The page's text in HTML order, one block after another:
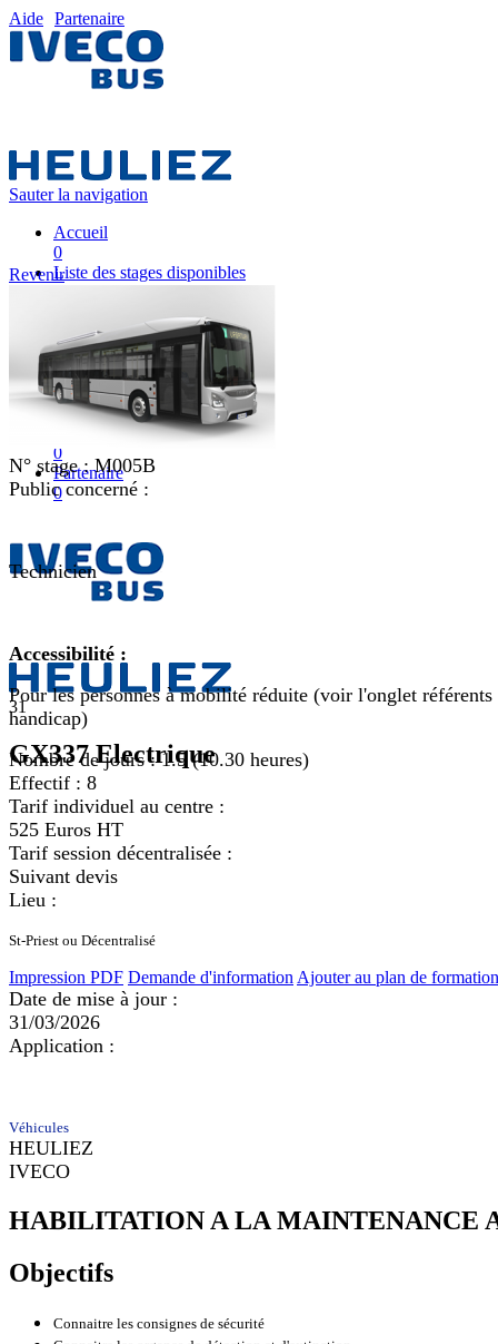
Aide Partenaire
Sauter la navigation
Accueil
0
Liste des stages disponibles
0
Nos équipes pédagogiques
0
IVECO FRANCE
0
Mon plan de formation
0
Partenaire
0
31
GX337 Electrique
Revenir
N° stage :M005B
Public concerné :
Technicien
Accessibilité :
Pour les personnes à mobilité réduite (voir l'onglet référents
handicap)
Nombre de jours :1.5 (10.30 heures)
Effectif : 8
Tarif individuel au centre :
525 Euros HT
Tarif session décentralisée :
Suivant devis
Lieu :
St-Priest ou Décentralisé
Impression PDF Demande d'information Ajouter au plan de formation
Date de mise à jour :
31/03/2026
Application :
Véhicules
HEULIEZ
IVECO
HABILITATION A LA MAINTENANCE
Objectifs
Connaitre les consignes de sécurité